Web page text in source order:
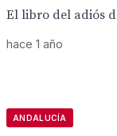
El libro del adiós
hace 1 año
ANDALUCÍA